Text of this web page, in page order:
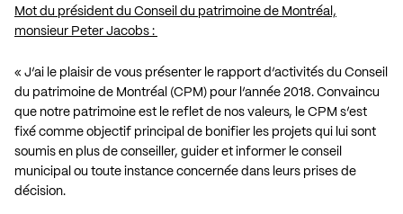
Mot du président du Conseil du patrimoine de Montréal,
monsieur Peter Jacobs :
« J’ai le plaisir de vous présenter le rapport d’activités du Conseil
du patrimoine de Montréal (CPM) pour l’année 2018. Convaincu
que notre patrimoine est le reflet de nos valeurs, le CPM s’est
fixé comme objectif principal de bonifier les projets qui lui sont
soumis en plus de conseiller, guider et informer le conseil
municipal ou toute instance concernée dans leurs prises de
décision.